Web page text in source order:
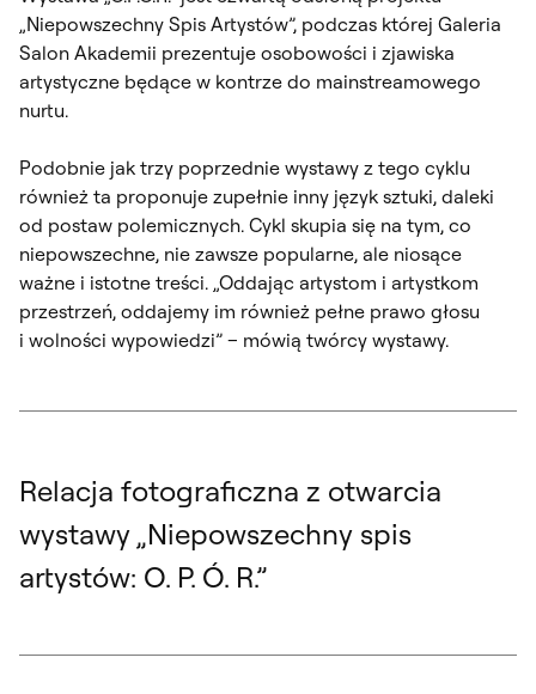
„Niepowszechny Spis Artystów”, podczas której Galeria
Salon Akademii prezentuje osobowości i zjawiska
artystyczne będące w kontrze do mainstreamowego
nurtu.
Podobnie jak trzy poprzednie wystawy z tego cyklu
również ta proponuje zupełnie inny język sztuki, daleki
od postaw polemicznych. Cykl skupia się na tym, co
niepowszechne, nie zawsze popularne, ale niosące
ważne i istotne treści. „Oddając artystom i artystkom
przestrzeń, oddajemy im również pełne prawo głosu
i wolności wypowiedzi” – mówią twórcy wystawy.
Relacja fotograficzna z otwarcia
wystawy „Niepowszechny spis
artystów: O. P. Ó. R.”